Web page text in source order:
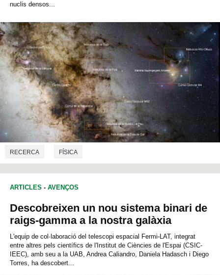
nuclis densos...
RECERCA FÍSICA
ARTICLES - AVENÇOS
Descobreixen un nou sistema binari de
raigs-gamma a la nostra galàxia
L'equip de col∙laboració del telescopi espacial Fermi‐LAT, integrat
entre altres pels científics de l'Institut de Ciències de l'Espai (CSIC‐
IEEC), amb seu a la UAB, Andrea Caliandro, Daniela Hadasch i Diego
Torres, ha descobert...